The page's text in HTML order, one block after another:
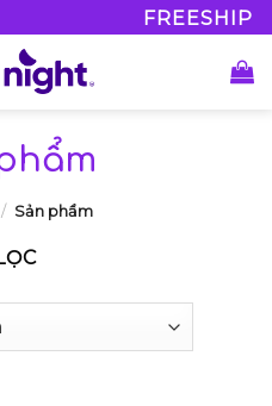
FREESHIP VỚI MỌI
/ Sản phẩm